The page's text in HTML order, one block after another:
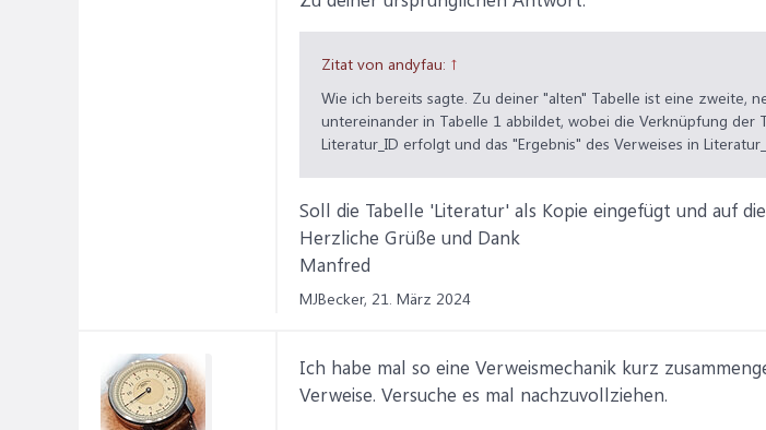
Zitat von andyfau: ↑
Wie ich bereits sagte. Zu deiner "alten" Tabelle ist eine zweite,
untereinander in Tabelle 1 abbildet, wobei die Verknüpfung der
Literatur_ID erfolgt und das "Ergebnis" des Verweises in
Soll die Tabelle 'Literatur' als Kopie eingefügt und auf
Herzliche Grüße und Dank
Manfred
MJBecker, 21. März 2024
Ich habe mal so eine Verweismechanik kurz
Verweise. Versuche es mal nachzuvollziehen.